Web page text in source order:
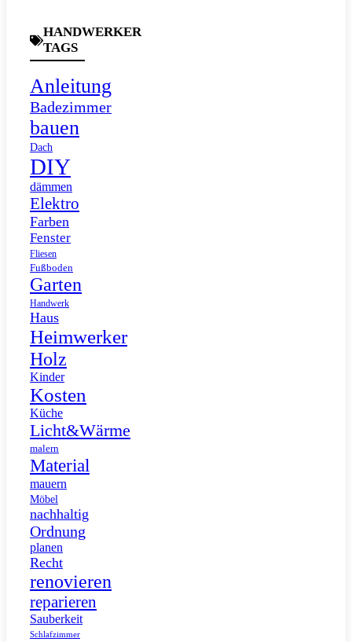
HANDWERKER
TAGS
Anleitung
Badezimmer
bauen
Dach
DIY
dämmen
Elektro
Farben
Fenster
Fliesen
Fußboden
Garten
Handwerk
Haus
Heimwerker
Holz
Kinder
Kosten
Küche
Licht&Wärme
malern
Material
mauern
Möbel
nachhaltig
Ordnung
planen
Recht
renovieren
reparieren
Sauberkeit
Schlafzimmer